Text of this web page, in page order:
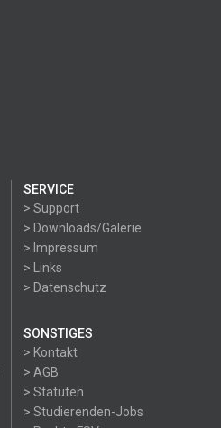
SERVICE
> Support
> Downloads/Galerie
> Impressum
> Links
> Datenschutz
SONSTIGES
> Kontakt
> AGB
> Statuten
> Studierenden-Jobs